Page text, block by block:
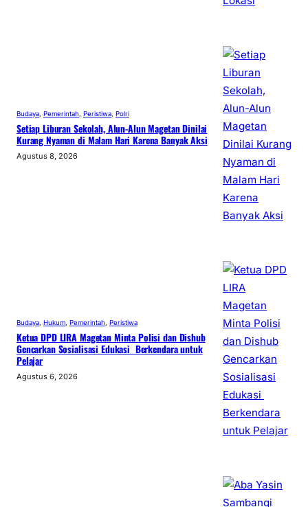
Budaya Pemerintah Peristiwa Polri
Setiap Liburan Sekolah, Alun-Alun Magetan Dinilai
Kurang Nyaman di Malam Hari Karena Banyak Aksi
Agustus 8, 2026
Budaya Hukum Pemerintah Peristiwa
Ketua DPD LIRA Magetan Minta Polisi dan Dishub
Gencarkan Sosialisasi Edukasi Berkendara untuk
Pelajar
Agustus 6, 2026